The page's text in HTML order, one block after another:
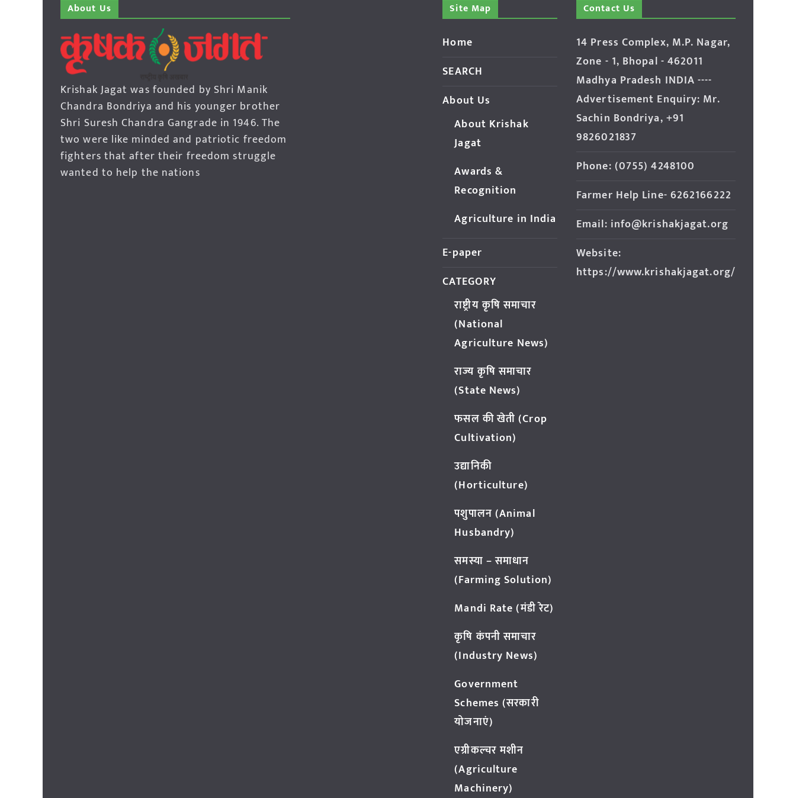
About Us
Krishak Jagat was founded by Shri Manik
Chandra Bondriya and his younger brother
Shri Suresh Chandra Gangrade in 1946. The
two were like minded and patriotic freedom
fighters that after their freedom struggle
wanted to help the nations
Site Map
Home
SEARCH
About Us
About Krishak
Jagat
Awards &
Recognition
Agriculture in India
E-paper
CATEGORY
राष्ट्रीय कृषि समाचार
(National
Agriculture News)
राज्य कृषि समाचार
(State News)
फसल की खेती (Crop
Cultivation)
उद्यानिकी
(Horticulture)
पशुपालन (Animal
Husbandry)
समस्या – समाधान
(Farming Solution)
Mandi Rate (मंडी रेट)
कृषि कंपनी समाचार
(Industry News)
Government
Schemes (सरकारी
योजनाएं)
एग्रीकल्चर मशीन
(Agriculture
Machinery)
Contact Us
14 Press Complex, M.P. Nagar,
Zone - 1, Bhopal - 462011
Madhya Pradesh INDIA ----
Advertisement Enquiry: Mr.
Sachin Bondriya, +91
9826021837
Phone: (0755) 4248100
Farmer Help Line- 6262166222
Email: info@krishakjagat.org
Website:
https://www.krishakjagat.org/